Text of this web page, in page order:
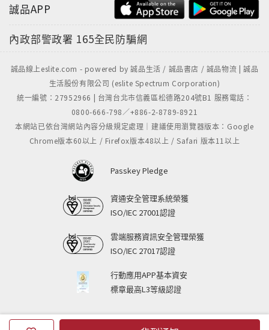
誠品APP
內政部警政署 165全民防騙網
誠品線上eslite.com - powered by 誠品生活 / 誠品書店 / 誠品物流 | 誠品
生活股份有限公司 (eslite Spectrum Corporation)
統一編號：27952966 | 台灣台北市信義區松德路204號B1 服務電話：
0800-666-798／+886-2-8789-8921
本網站已依台灣網站內容分級規定處理｜建議使用瀏覽器版本：Google
Chrome版本60以上 / Firefox版本48以上 / Safari 版本11以上
Passkey Pledge
資通安全管理系統榮獲
ISO/IEC 27001認證
雲端服務資訊安全管理榮獲
ISO/IEC 27017認證
行動應用APP基本資安
標章最高L3等級認證